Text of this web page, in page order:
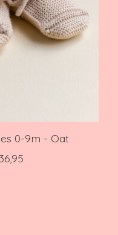
0-9m - Oat